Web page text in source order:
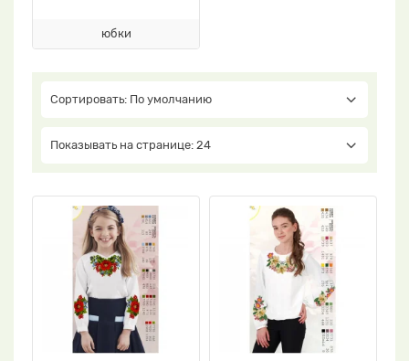
юбки
Сортировать: По умолчанию
Показывать на странице: 24